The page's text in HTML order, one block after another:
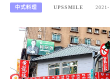
中式料理 UPSSMILE 2021-